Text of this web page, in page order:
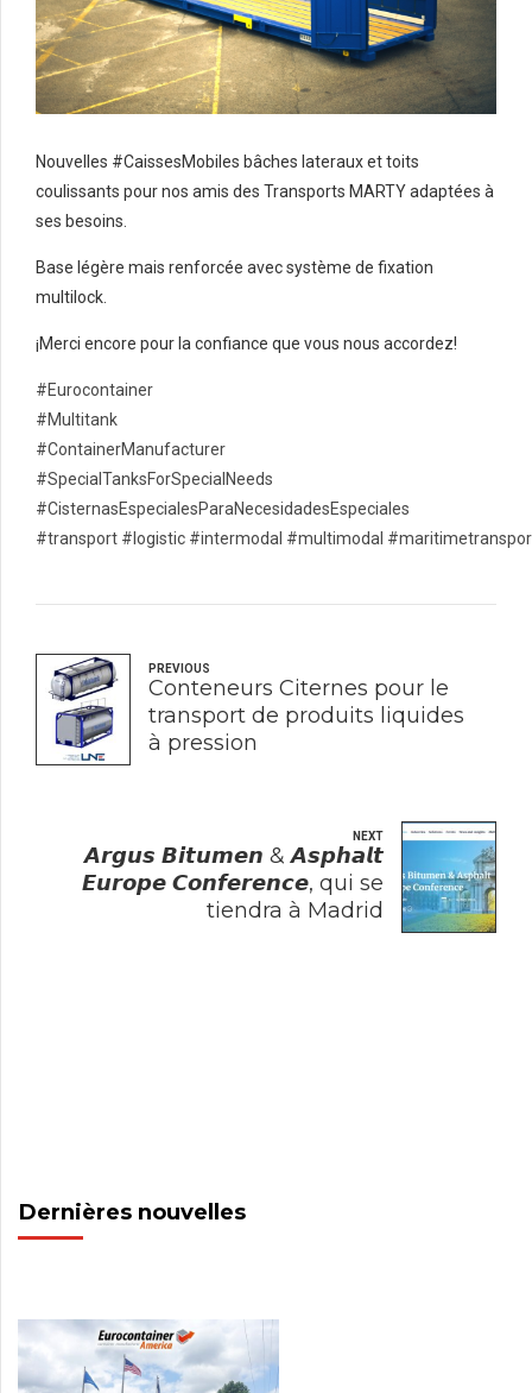
Nouvelles #CaissesMobiles bâches lateraux et toits
coulissants pour nos amis des Transports MARTY adaptées à
ses besoins.
Base légère mais renforcée avec système de fixation
multilock.
¡Merci encore pour la confiance que vous nous accordez!
#Eurocontainer
#Multitank
#ContainerManufacturer
#SpecialTanksForSpecialNeeds
#CisternasEspecialesParaNecesidadesEspeciales
#transport #logistic #intermodal #multimodal
PREVIOUS
Conteneurs Citernes pour le
transport de produits liquides
à pression
NEXT
𝘼𝙧𝙜𝙪𝙨 𝘽𝙞𝙩𝙪𝙢𝙚𝙣 & 𝘼𝙨𝙥𝙝𝙖𝙡𝙩
𝙀𝙪𝙧𝙤𝙥𝙚 𝘾𝙤𝙣𝙛𝙚𝙧𝙚𝙣𝙘𝙚, qui se
tiendra à Madrid
Dernières nouvelles